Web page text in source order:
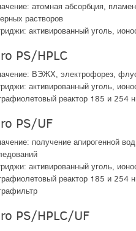
атомная абсорбция,
растворов
активированный уголь,
PS/HPLC
ВЭЖХ, электрофорез,
активированный уголь,
реактор 185 и 254
PS/UF
получение апирогенной
активированный уголь,
реактор 185 и 254
PS/HPLC/UF